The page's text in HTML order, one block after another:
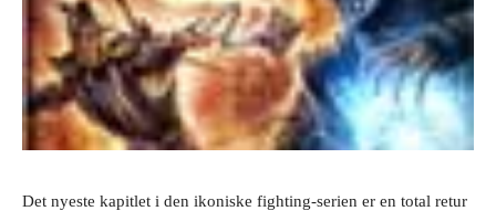
Det nyeste kapitlet i den ikoniske fighting-serien er en total retur